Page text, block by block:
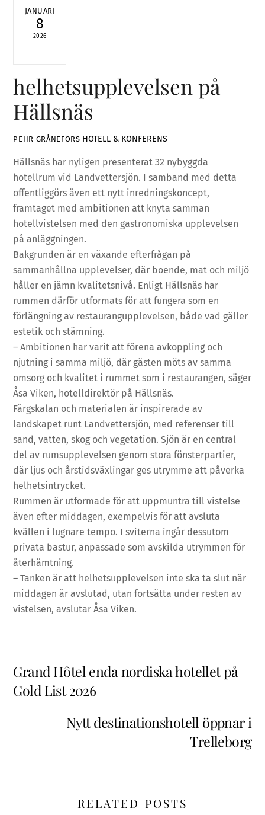
JANUARI
8
2026
helhetsupplevelsen på
Hällsnäs
PEHR GRÅNEFORS HOTELL & KONFERENS
Hällsnäs har nyligen presenterat 32 nybyggda
hotellrum vid Landvettersjön. I samband med detta
offentliggörs även ett nytt inredningskoncept,
framtaget med ambitionen att knyta samman
hotellvistelsen med den gastronomiska upplevelsen
på anläggningen.
Bakgrunden är en växande efterfrågan på
sammanhållna upplevelser, där boende, mat och miljö
håller en jämn kvalitetsnivå. Enligt Hällsnäs har
rummen därför utformats för att fungera som en
förlängning av restaurangupplevelsen, både vad gäller
estetik och stämning.
– Ambitionen har varit att förena avkoppling och
njutning i samma miljö, där gästen möts av samma
omsorg och kvalitet i rummet som i restaurangen, säger
Åsa Viken, hotelldirektör på Hällsnäs.
Färgskalan och materialen är inspirerade av
landskapet runt Landvettersjön, med referenser till
sand, vatten, skog och vegetation. Sjön är en central
del av rumsupplevelsen genom stora fönsterpartier,
där ljus och årstidsväxlingar ges utrymme att påverka
helhetsintrycket.
Rummen är utformade för att uppmuntra till vistelse
även efter middagen, exempelvis för att avsluta
kvällen i lugnare tempo. I sviterna ingår dessutom
privata bastur, anpassade som avskilda utrymmen för
återhämtning.
– Tanken är att helhetsupplevelsen inte ska ta slut när
middagen är avslutad, utan fortsätta under resten av
vistelsen, avslutar Åsa Viken.
Grand Hôtel enda nordiska hotellet på
Gold List 2026
Nytt destinationshotell öppnar i
Trelleborg
RELATED POSTS